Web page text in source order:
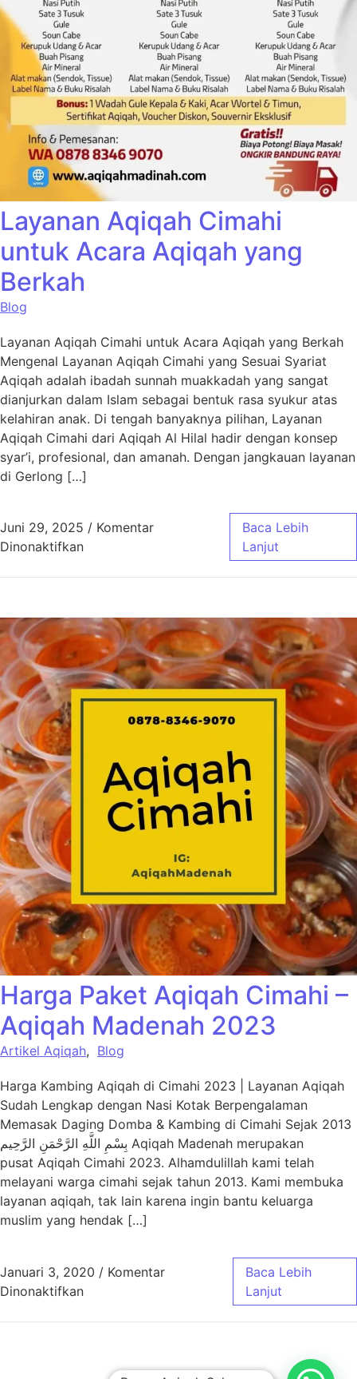
Layanan Aqiqah Cimahi
untuk Acara Aqiqah yang
Berkah
Blog
Layanan Aqiqah Cimahi untuk Acara Aqiqah yang Berkah
Mengenal Layanan Aqiqah Cimahi yang Sesuai Syariat
Aqiqah adalah ibadah sunnah muakkadah yang sangat
dianjurkan dalam Islam sebagai bentuk rasa syukur atas
kelahiran anak. Di tengah banyaknya pilihan, Layanan
Aqiqah Cimahi dari Aqiqah Al Hilal hadir dengan konsep
syar’i, profesional, dan amanah. Dengan jangkauan layanan
di Gerlong […]
Juni 29, 2025 / Komentar
Dinonaktifkanpada Layanan Aqiqah Cimahi untuk Acara
Baca Lebih
Lanjut
Harga Paket Aqiqah Cimahi –
Aqiqah Madenah 2023
Artikel Aqiqah, Blog
Harga Kambing Aqiqah di Cimahi 2023 | Layanan Aqiqah
Sudah Lengkap dengan Nasi Kotak Berpengalaman
Memasak Daging Domba & Kambing di Cimahi Sejak 2013
بِسْمِ اللَّهِ الرَّحْمَنِ الرَّحِيم Aqiqah Madenah merupakan
pusat Aqiqah Cimahi 2023. Alhamdulillah kami telah
melayani warga cimahi sejak tahun 2013. Kami membuka
layanan aqiqah, tak lain karena ingin bantu keluarga
muslim yang hendak […]
Januari 3, 2020 / Komentar
Dinonaktifkanpada Harga Paket Aqiqah Cimahi – Aqiqah
Baca Lebih
Lanjut